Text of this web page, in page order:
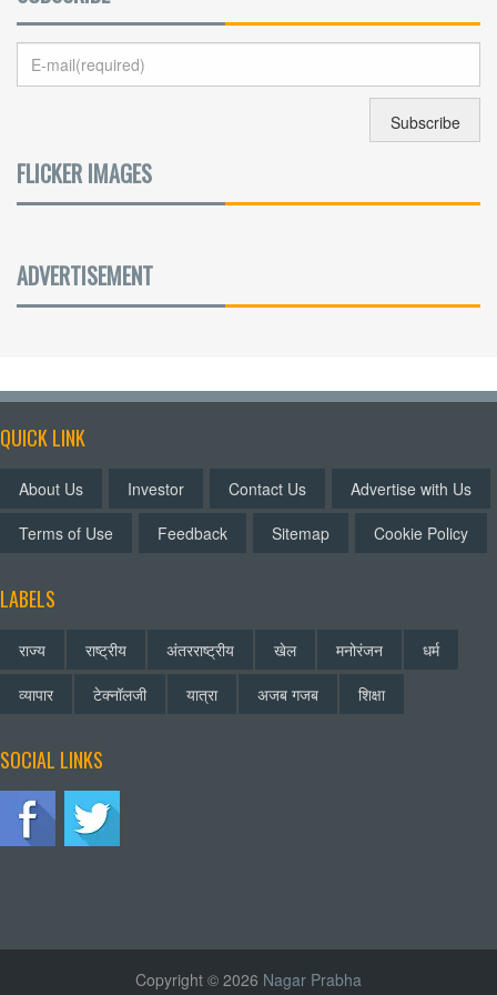
FLICKER IMAGES
ADVERTISEMENT
QUICK LINK
About Us Investor Contact Us
Advertise with Us
Terms of Use
Feedback Sitemap Cookie Policy
LABELS
राज्य राष्ट्रीय अंतरराष्ट्रीय खेल मनोरंजन
धर्म
व्यापार
टेक्नॉलजी यात्रा अजब गजब शिक्षा
SOCIAL LINKS
Copyright © 2026 Nagar Prabha